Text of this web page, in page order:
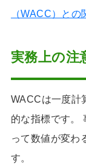
（WACC）との
実務上の注
WACCは一度計
的な指標です。
って数値が変わ
す。